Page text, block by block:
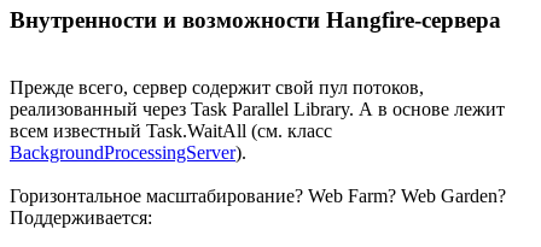
Внутренности и возможности Hangfire-сервера
Прежде всего, сервер содержит свой пул потоков,
реализованный через Task Parallel Library. А в основе лежит
всем известный Task.WaitAll (см. класс
BackgroundProcessingServer).
Горизонтальное масштабирование? Web Farm? Web Garden?
Поддерживается: